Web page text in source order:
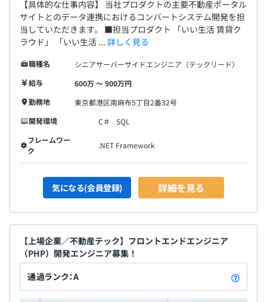
【具体的な仕事内容】 当社プロダクトの主要不動産ポータル
サイトとのデータ連携におけるコンバートシステム開発を担
当していただきます。 ■担当プロダクト 「いい生活 賃貸ク
ラウド」 「いい生活 ... 詳しく見る
職種名
シニアサーバーサイドエンジニア（テックリード）
給与
600万 〜 900万円
勤務地
東京都港区南麻布5丁目2番32号
開発環境
C＃
SQL
フレームワー
ク
.NET Framework
気になる(会員登録) 詳細を見る
【上場企業／不動産テック】フロントエンドエンジニア
（PHP）開発エンジニア募集！
通過ランク：A